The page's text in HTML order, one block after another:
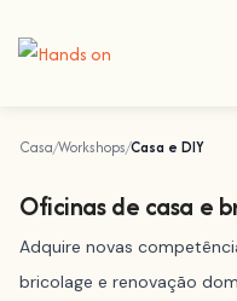
Casa Workshops Casa e DIY
Oficinas de casa e
Adquire novas
bricolage e renovação